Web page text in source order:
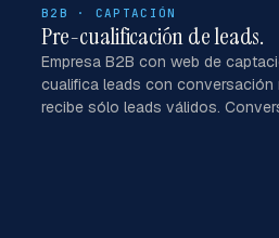
B2B · CAPTACIÓN
Pre-cualificación de leads.
Empresa B2B con web de
cualifica leads con conversación
recibe sólo leads válidos.